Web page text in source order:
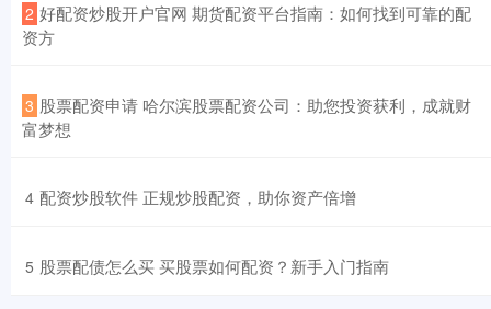
2 ​好配资炒股开户官网 期货配资平台指南：如何找到可靠的配
资方
3 ​股票配资申请 哈尔滨股票配资公司：助您投资获利，成就财
富梦想
4 ​配资炒股软件 正规炒股配资，助你资产倍增
5 ​股票配债怎么买 买股票如何配资？新手入门指南